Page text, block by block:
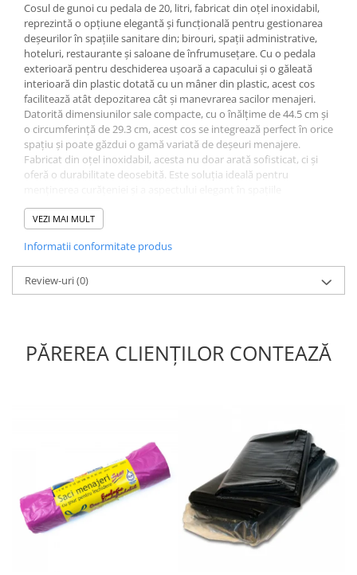
Cosul de gunoi cu pedala de 20, litri, fabricat din oțel inoxidabil,
reprezintă o opțiune elegantă și funcțională pentru gestionarea
deșeurilor în spațiile sanitare din; birouri, spații administrative,
hoteluri, restaurante și saloane de înfrumusețare. Cu o pedala
exterioară pentru deschiderea ușoară a capacului și o găleată
interioară din plastic dotată cu un mâner din plastic, acest cos
facilitează atât depozitarea cât și manevrarea sacilor menajeri.
Datorită dimensiunilor sale compacte, cu o înălțime de 44.5 cm și
o circumferință de 29.3 cm, acest cos se integrează perfect în orice
spațiu și poate găzdui o gamă variată de deșeuri menajere.
Fabricat din oțel inoxidabil, acesta nu doar arată sofisticat, ci și
oferă o durabilitate deosebită. Este soluția ideală pentru
menționate.
VEZI MAI MULT
Informatii conformitate produs
Review-uri(0)
PĂREREA CLIENȚILOR CONTEAZĂ